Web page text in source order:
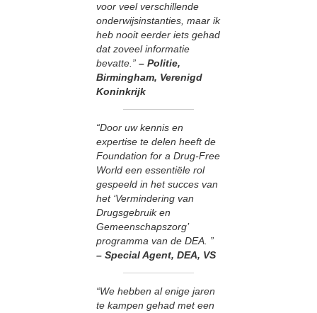
voor veel verschillende
onderwijsinstanties, maar ik
heb nooit eerder iets gehad
dat zoveel informatie
bevatte.” – Politie,
Birmingham, Verenigd
Koninkrijk
“Door uw kennis en
expertise te delen heeft de
Foundation for a Drug-Free
World een essentiële rol
gespeeld in het succes van
het ‘Vermindering van
Drugsgebruik en
Gemeenschapszorg’
programma van de DEA. ”
– Special Agent, DEA, VS
“We hebben al enige jaren
te kampen gehad met een